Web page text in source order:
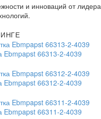
и инноваций от лидера
Ebmpapst 66313-2-4039
Ebmpapst 66312-2-4039
Ebmpapst 66311-2-4039